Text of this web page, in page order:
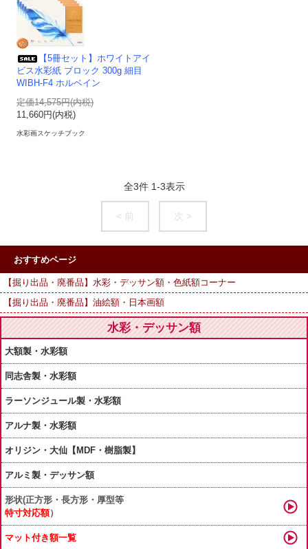
【5冊セット】ホワイトアイ
ビス水彩紙 ブロック 300g 細目
WIBH-F4 ホルベイン
定価14,575円(内税)
11,660円(内税)
水彩画スケッチブック
全3件 1-3表示
< 前 次 >
おすすめページ
【掘り出品・廃番品】水彩・デッサン額・色紙額コーナー
【掘り出品・廃番品】油絵額・日本画額
水彩・デッサン額
大額製・水彩額
同志舎製・水彩額
ラーソンジュール製・水彩額
アルナ製・水彩額
オリジン・大仙【MDF・樹脂製】
アルミ製・デッサン額
形状(正方形・長方形・厚型等
特寸対応額）
マット付き額一覧